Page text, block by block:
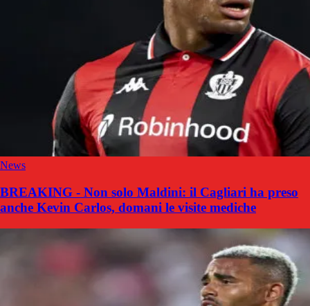
News
BREAKING - Non solo Maldini: il Cagliari ha preso
anche Kevin Carlos, domani le visite mediche